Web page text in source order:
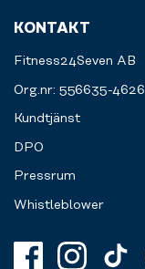
KONTAKT
Fitness24Seven AB
Org.nr: 556635-4626
Kundtjänst
DPO
Pressrum
Whistleblower